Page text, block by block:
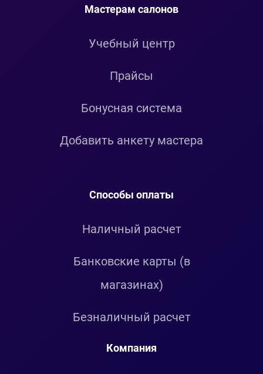
Мастерам салонов
Учебный центр
Прайсы
Бонусная система
Добавить анкету мастера
Способы оплаты
Наличный расчет
Банковские карты (в
магазинах)
Безналичный расчет
Компания